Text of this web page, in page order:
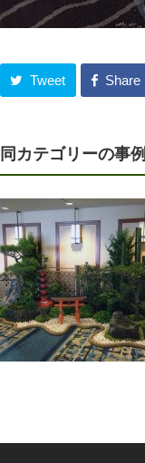
Tweet Share
同カテゴリーの事例